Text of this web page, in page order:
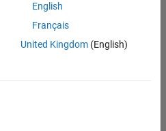
English
Français
United Kingdom(English)